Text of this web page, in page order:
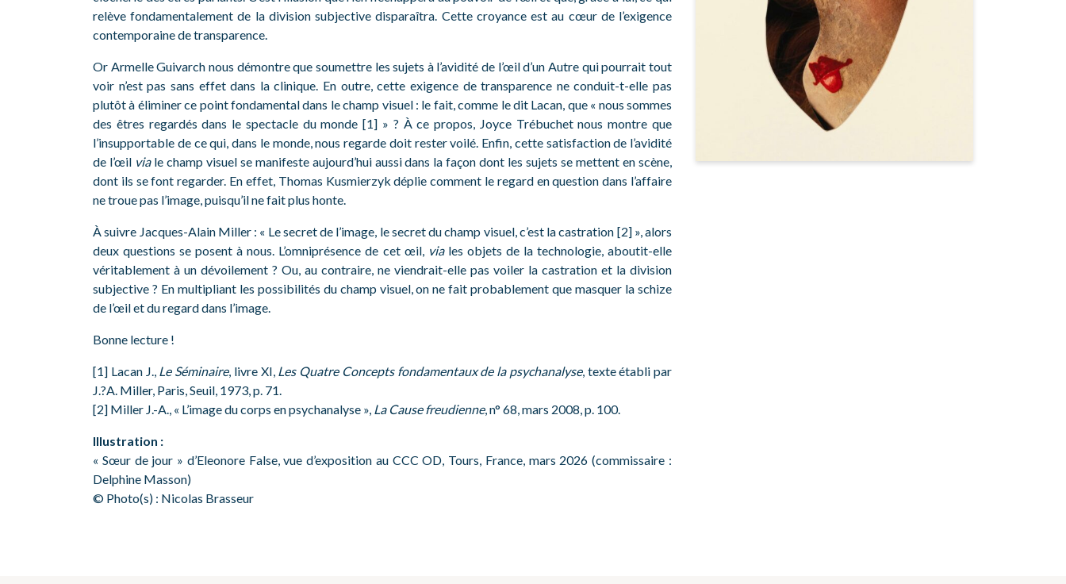
relève fondamentalement de la division subjective disparaîtra. Cette croyance est au cœur de l’exigence
contemporaine de transparence.
Or Armelle Guivarch nous démontre que soumettre les sujets à l’avidité de l’œil d’un Autre qui pourrait tout
voir n’est pas sans effet dans la clinique. En outre, cette exigence de transparence ne conduit-t-elle pas
plutôt à éliminer ce point fondamental dans le champ visuel : le fait, comme le dit Lacan, que « nous sommes
des êtres regardés dans le spectacle du monde [1] » ? À ce propos, Joyce Trébuchet nous montre que
l’insupportable de ce qui, dans le monde, nous regarde doit rester voilé. Enfin, cette satisfaction de l’avidité
de l’œil viale champ visuel se manifeste aujourd’hui aussi dans la façon dont les sujets se mettent en scène,
dont ils se font regarder. En effet, Thomas Kusmierzyk déplie comment le regard en question dans l’affaire
ne troue pas l’image, puisqu’il ne fait plus honte.
À suivre Jacques-Alain Miller : « Le secret de l’image, le secret du champ visuel, c’est la castration [2]», alors
deux questions se posent à nous. L’omniprésence de cet œil, viales objets de la technologie, aboutit-elle
véritablement à un dévoilement ? Ou, au contraire, ne viendrait-elle pas voiler la castration et la division
subjective ? En multipliant les possibilités du champ visuel, on ne fait probablement que masquer la schize
de l’œil et du regard dans l’image.
Bonne lecture !
[1] Lacan J., Le Séminaire, livre XI, Les Quatre Concepts fondamentaux de la psychanalyse, texte établi par
J.?A. Miller, Paris, Seuil, 1973, p. 71.
[2] Miller J.-A., « L’image du corps en psychanalyse », La Cause freudienne, n° 68, mars 2008, p. 100.
Illustration :
« Sœur de jour » d’Eleonore False, vue d’exposition au CCC OD, Tours, France, mars 2026 (commissaire :
Delphine Masson)
© Photo(s) : Nicolas Brasseur